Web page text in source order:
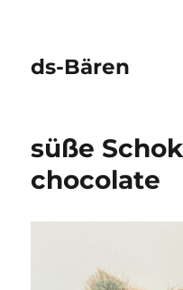
ds-Bären
süße
chocolate